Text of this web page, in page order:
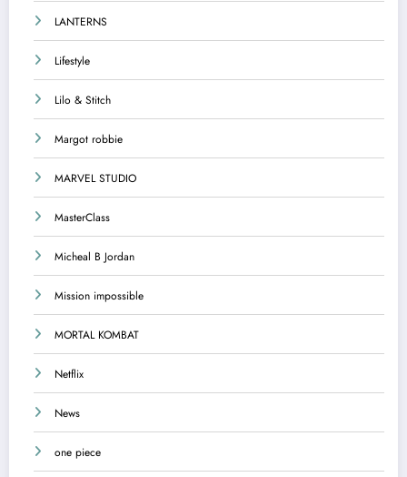
LANTERNS
Lifestyle
Lilo & Stitch
Margot robbie
MARVEL STUDIO
MasterClass
Micheal B Jordan
Mission impossible
MORTAL KOMBAT
Netflix
News
one piece